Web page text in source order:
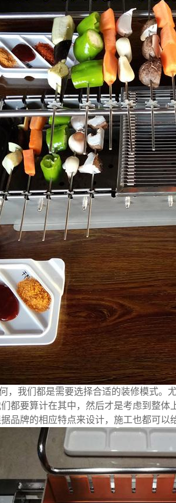
，我们都是需要选择合适的装修模式
都要算计在其中，然后才是考虑到整
品牌的相应特点来设计，施工也都可以